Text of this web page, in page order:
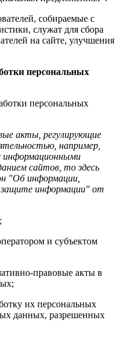
собираемые с
служат для сбора
на сайте, улучшения
персональных
персональных
акты, регулирующие
например,
информационными
сайтов, то здесь
"Об информации,
защите информации" от
и субъектом
правовые акты в
их персональных
данных, разрешенных